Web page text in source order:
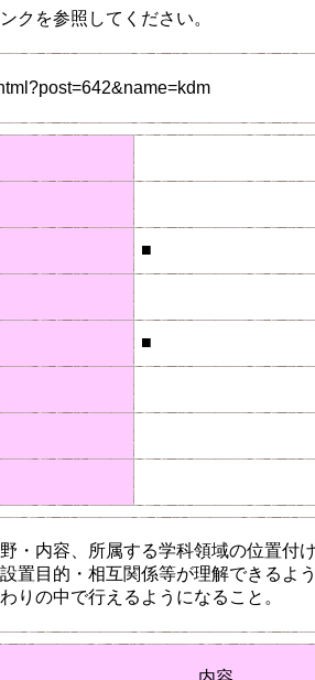
クを参照してください。
■
■
・内容、所属する学科領域の位置付
置目的・相互関係等が理解できるよ
の中で行えるようになること。